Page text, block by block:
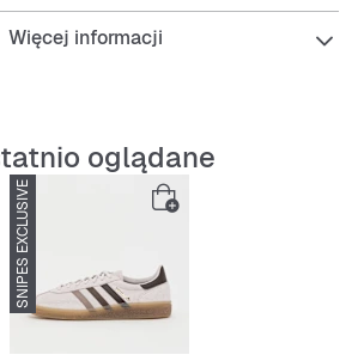
dla eleganckiego wyglądu
elastycznych ruchów
w pielęgnacji
Więcej informacji
oglądane
SNIPES EXCLUSIVE